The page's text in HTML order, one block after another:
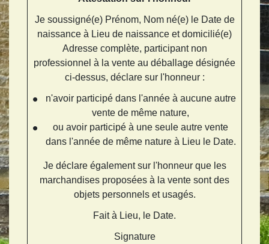
Je soussigné(e) Prénom, Nomné(e) le Date de
naissance à Lieu de naissance et domicilié(e)
Adresse complète, participant non
professionnel à la vente au déballage désignée
ci-dessus, déclare sur l'honneur :
n'avoir participé dans l'année à aucune autre
vente de même nature,
ou avoir participé à une seule autre vente
dans l'année de même nature à Lieu le Date.
Je déclare également sur l'honneur que les
marchandises proposées à la vente sont des
objets personnels et usagés.
Fait à Lieu, le Date.
Signature